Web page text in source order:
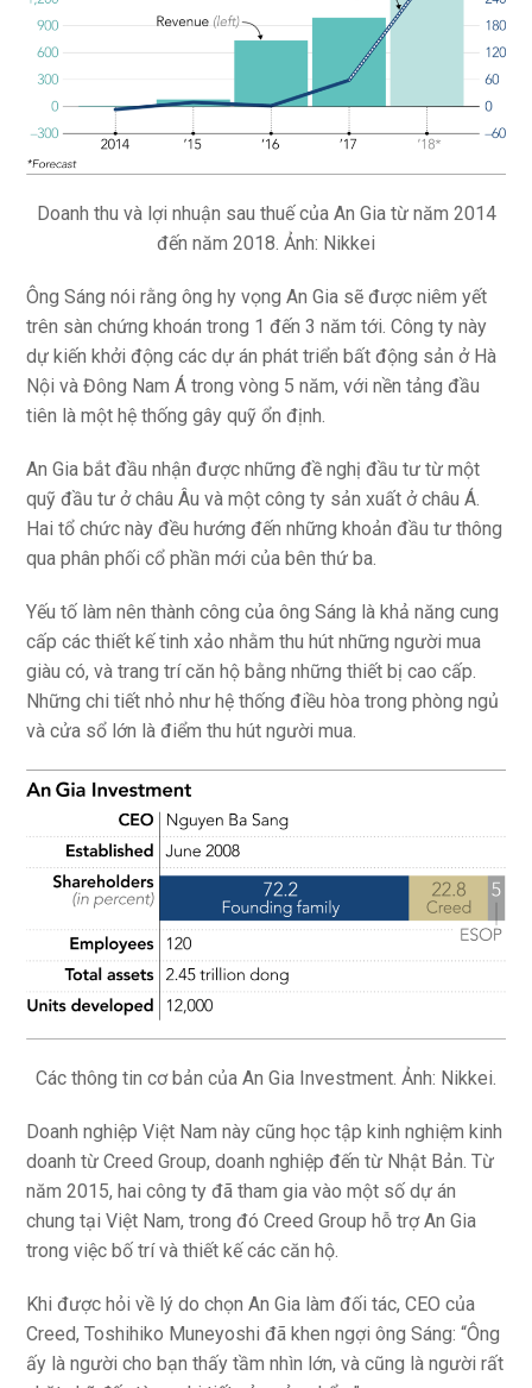
Doanh thu và lợi nhuận sau thuế của An Gia từ năm 2014
đến năm 2018. Ảnh: Nikkei
Ông Sáng nói rằng ông hy vọng An Gia sẽ được niêm yết
trên sàn chứng khoán trong 1 đến 3 năm tới. Công ty này
dự kiến khởi động các dự án phát triển bất động sản ở Hà
Nội và Đông Nam Á trong vòng 5 năm, với nền tảng đầu
tiên là một hệ thống gây quỹ ổn định.
An Gia bắt đầu nhận được những đề nghị đầu tư từ một
quỹ đầu tư ở châu Âu và một công ty sản xuất ở châu Á.
Hai tổ chức này đều hướng đến những khoản đầu tư thông
qua phân phối cổ phần mới của bên thứ ba.
Yếu tố làm nên thành công của ông Sáng là khả năng cung
cấp các thiết kế tinh xảo nhằm thu hút những người mua
giàu có, và trang trí căn hộ bằng những thiết bị cao cấp.
Những chi tiết nhỏ như hệ thống điều hòa trong phòng ngủ
và cửa sổ lớn là điểm thu hút người mua.
Các thông tin cơ bản của An Gia Investment. Ảnh: Nikkei.
Doanh nghiệp Việt Nam này cũng học tập kinh nghiệm kinh
doanh từ Creed Group, doanh nghiệp đến từ Nhật Bản. Từ
năm 2015, hai công ty đã tham gia vào một số dự án
chung tại Việt Nam, trong đó Creed Group hỗ trợ An Gia
trong việc bố trí và thiết kế các căn hộ.
Khi được hỏi về lý do chọn An Gia làm đối tác, CEO của
Creed, Toshihiko Muneyoshi đã khen ngợi ông Sáng: “Ông
ấy là người cho bạn thấy tầm nhìn lớn, và cũng là người rất